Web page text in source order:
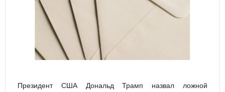
Президент США Дональд Трамп назвал ложной